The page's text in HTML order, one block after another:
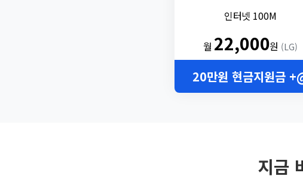
인터넷 100M
월 22,000원 (LG)
20만원 현금지원금
지금